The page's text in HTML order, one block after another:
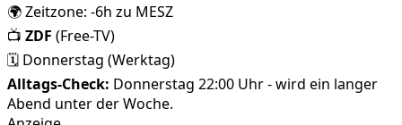
🌍 Zeitzone: -6h zu MESZ
📺 ZDF (Free-TV)
🗓️ Donnerstag (Werktag)
Alltags-Check: Donnerstag 22:00 Uhr - wird ein langer
Abend unter der Woche.